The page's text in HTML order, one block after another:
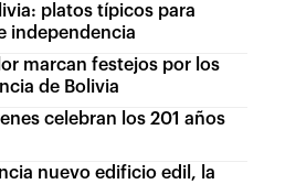
platos típicos para
independencia
marcan festejos por los
de Bolivia
celebran los 201 años
nuevo edificio edil, la